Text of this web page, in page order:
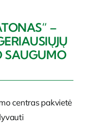
–
SAUGUMO
centras pakvietė